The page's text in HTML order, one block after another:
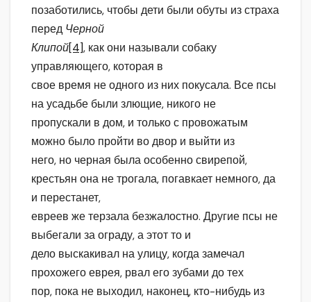
позаботились, чтобы дети были обуты из страха
перед Черной
Клипой[4], как они называли собаку
управляющего, которая в
свое время не одного из них покусала. Все псы
на усадьбе были злющие, никого не
пропускали в дом, и только с провожатым
можно было пройти во двор и выйти из
него, но черная была особенно свирепой,
крестьян она не трогала, погавкает немного, да
и перестанет,
евреев же терзала безжалостно. Другие псы не
выбегали за ограду, а этот то и
дело выскакивал на улицу, когда замечал
прохожего еврея, рвал его зубами до тех
пор, пока не выходил, наконец, кто-нибудь из